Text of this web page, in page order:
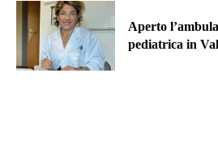
Aperto
pediatrica in